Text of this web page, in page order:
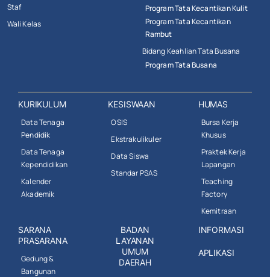
Staf
Wali Kelas
Program Tata Kecantikan Kulit
Program Tata Kecantikan
Rambut
Bidang Keahlian Tata Busana
Program Tata Busana
KURIKULUM
Data Tenaga
Pendidik
Data Tenaga
Kependidikan
Kalender
Akademik
KESISWAAN
OSIS
Ekstrakulikuler
Data Siswa
Standar PSAS
HUMAS
Bursa Kerja
Khusus
Praktek Kerja
Lapangan
Teaching
Factory
Kemitraan
SARANA
PRASARANA
Gedung &
Bangunan
BADAN
LAYANAN
UMUM
DAERAH
INFORMASI
APLIKASI